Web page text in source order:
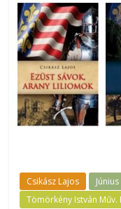
Csikász Lajos
Tömörkény István Műv.